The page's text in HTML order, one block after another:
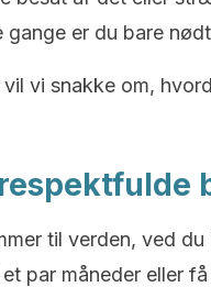
er du bare
vil vi snakke om,
til verden, ved
par måneder eller